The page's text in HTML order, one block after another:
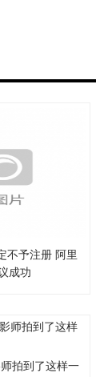
不予注册 阿里
成功
拍到了这样一